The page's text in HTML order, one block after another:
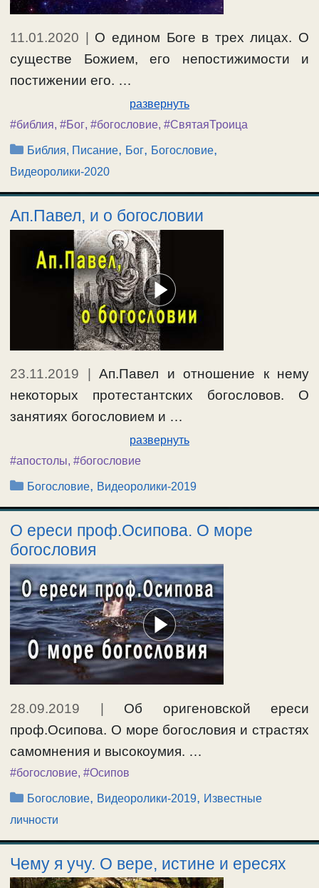
11.01.2020
О едином Боге в трех лицах. О
существе Божием, его непостижимости и
постижении его. …
развернуть
#библия, #Бог, #богословие, #СвятаяТроица
Рубрики
Библия, Писание, Бог, Богословие,
Видеоролики-2020
Ап.Павел, и о богословии
23.11.2019
Ап.Павел и отношение к нему
некоторых протестантских богословов. О
занятиях богословием и …
развернуть
#апостолы, #богословие
Рубрики
Богословие, Видеоролики-2019
О ереси проф.Осипова. О море
богословия
28.09.2019 | Об оригеновской ереси
проф.Осипова. О море богословия и страстях
самомнения и высокоумия. …
#богословие, #Осипов
Рубрики
Богословие, Видеоролики-2019, Известные
личности
Чему я учу. О вере, истине и ересях